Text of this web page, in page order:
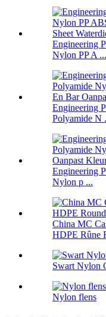
Engineering
Nylon PP A ...
Engineering
Polyamide N
Engineering
Nylon p ...
China MC
HDPE Rûne
Swart Nylon
Nylon flens